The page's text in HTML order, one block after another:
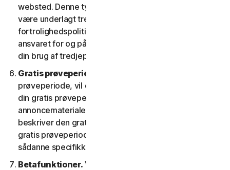
websted. Denne type funktioner eller indhold kan
være underlagt tredjeparters tjenestevilkår og
fortrolighedspolitikker. Du anerkender alene at have
ansvaret for og påtager dig enhver risiko, der følger af
din brug af tredjepartsressourcer.
Gratis prøveperioder.
prøveperiode, vil de specifikke vilkår, der gælder for
din gratis prøveperiode, blive angivet ved tilmelding, i
annoncematerialet og/eller dokumentationen, der
beskriver den gratis prøveperiode. Din brug af den
gratis prøveperiode afhænger af, at du efterlever
sådanne specifikke betingelser.
Betafunktioner. Vi kan inkludere betafunktioner i